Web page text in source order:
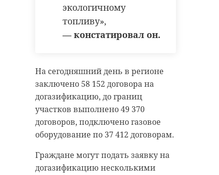
экологичному
топливу»,
— констатировал он.
На сегодняшний день в регионе
заключено 58 152 договора на
догазификацию, до границ
участков выполнено 49 370
договоров, подключено газовое
оборудование по 37 412 договорам.
Граждане могут подать заявку на
догазификацию несколькими